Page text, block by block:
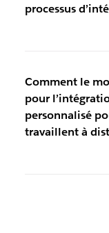
processus
Comment le
pour
personnalisé
travaillent à